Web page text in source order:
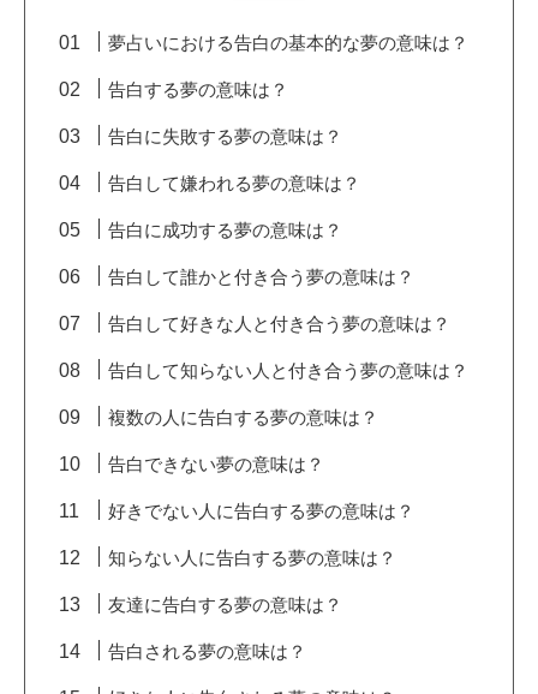
夢占いにおける告白の基本的な夢の意味は？
告白する夢の意味は？
告白に失敗する夢の意味は？
告白して嫌われる夢の意味は？
告白に成功する夢の意味は？
告白して誰かと付き合う夢の意味は？
告白して好きな人と付き合う夢の意味は？
告白して知らない人と付き合う夢の意味は？
複数の人に告白する夢の意味は？
告白できない夢の意味は？
好きでない人に告白する夢の意味は？
知らない人に告白する夢の意味は？
友達に告白する夢の意味は？
告白される夢の意味は？